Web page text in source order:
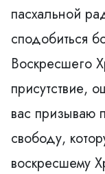
пасхальной
сподобиться
Воскресшего
присутствие,
вас призываю
свободу,
воскресшему